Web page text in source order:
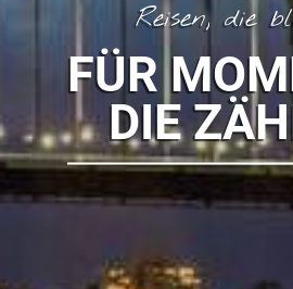
Reisen, die
FÜR
DIE